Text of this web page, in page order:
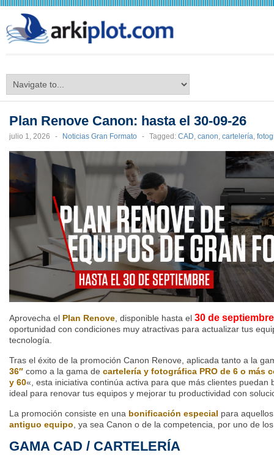
Plan Renove Canon: hasta el 30-09-26
julio 1, 2026 - Noticias Gran Formato - Tagged: CAD, canon, cartelería,
Aprovecha el Plan Renove , disponible hasta el 30 de
oportunidad con condiciones muy atractivas para actualizar tus
tecnología.
Tras el éxito de la promoción Canon Renove, aplicada tanto a la
36″ como a la gama de cartelería y fotográfica PRO de 6 o más
y 60«, esta iniciativa continúa activa para que más clientes puedan
ideal para renovar tus equipos y mejorar tu productividad con
La promoción consiste en una bonificación especial para
antiguo equipo , ya sea Canon o de la competencia, por uno de
GAMA CAD / CARTELERÍA